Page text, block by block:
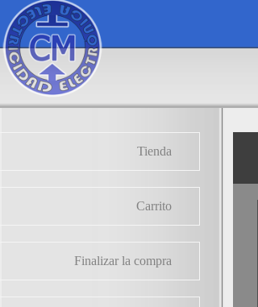
Tienda
Carrito
Finalizar la compra